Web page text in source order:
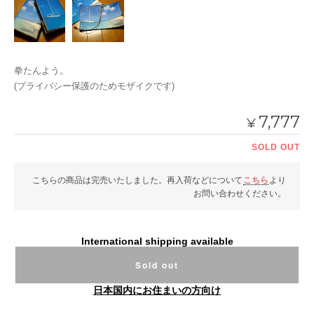
拳たんよう。
(プライバシー保護のためモザイクです)
¥ 7,777
SOLD OUT
こちらの商品は完売いたしました。再入荷などについて こちら より
お問い合わせください。
International shipping available
Sold out
日本国内にお住まいの方向け